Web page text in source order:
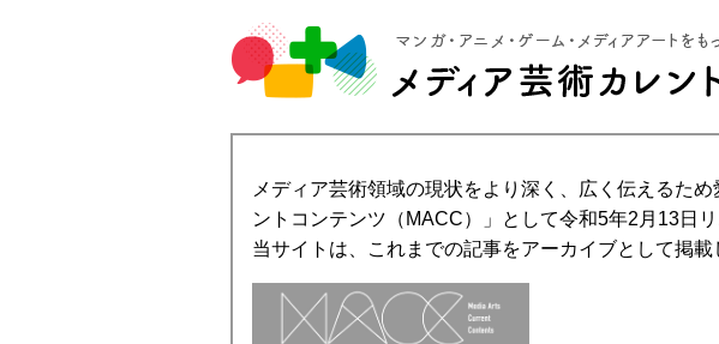
メディア芸術領域の現状をより深く、広く伝えるた
ントコンテンツ（MACC）」として令和5年2月13日
当サイトは、これまでの記事をアーカイブとして掲載